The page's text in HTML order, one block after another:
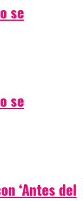
se
se
‘Antes del